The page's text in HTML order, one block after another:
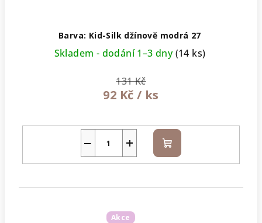
Barva: Kid-Silk džínově modrá 27
Skladem - dodání 1–3 dny(14 ks)
131 Kč
92 Kč / ks
+
− Do
košíku
Akce